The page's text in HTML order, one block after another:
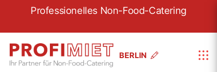
Professionelles Non-Food-Catering
BERLIN